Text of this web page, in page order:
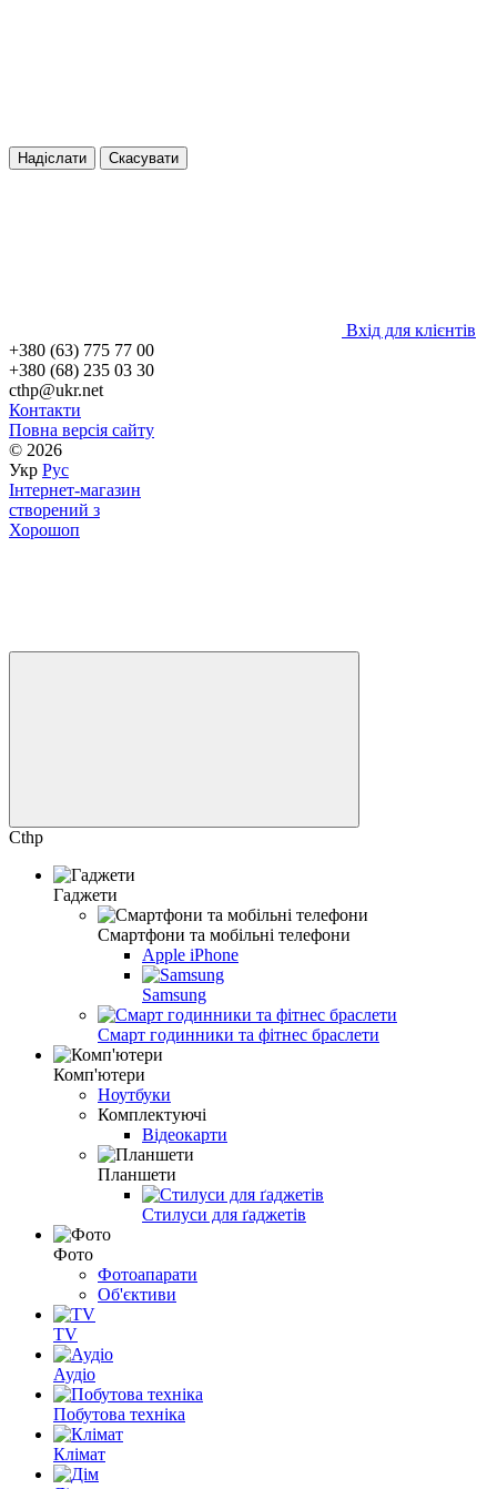
Надіслати Скасувати
Вхід для клієнтів
+380 (63) 775 77 00
+380 (68) 235 03 30
cthp@ukr.net
Контакти
Повна версія сайту
© 2026
Укр Рус
Інтернет-магазин
створений з
Хорошоп
Cthp
Гаджети
Смартфони та мобільні телефони
Apple iPhone
Samsung
Смарт годинники та фітнес браслети
Комп'ютери
Ноутбуки
Комплектуючі
Відеокарти
Планшети
Стилуси для ґаджетів
Фото
Фотоапарати
Об'єктиви
TV
Аудіо
Побутова техніка
Клімат